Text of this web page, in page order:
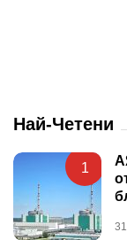
Най-Четени
1